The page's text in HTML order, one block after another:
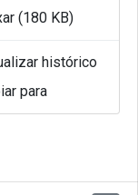
2024
Juliana
(180 KB)
histórico
para